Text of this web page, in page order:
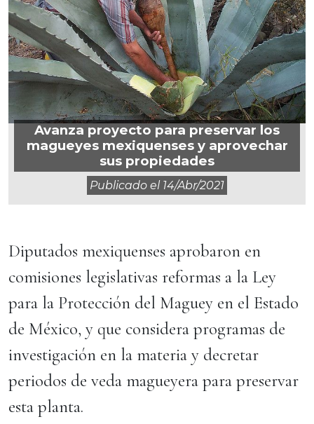
Avanza proyecto para preservar los
magueyes mexiquenses y aprovechar
sus propiedades
Publicado el 14/abr/2021
Diputados mexiquenses aprobaron en
comisiones legislativas reformas a la Ley
para la Protección del Maguey en el Estado
de México, y que considera programas de
investigación en la materia y decretar
periodos de veda magueyera para preservar
esta planta.